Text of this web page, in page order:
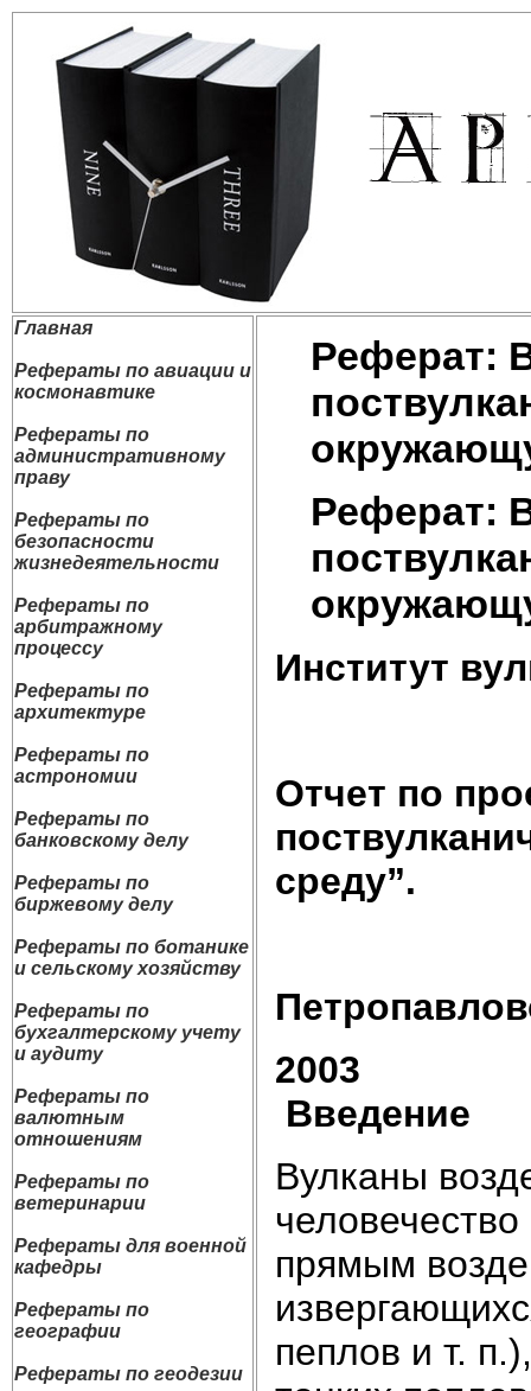
Главная
Рефераты по авиации и
космонавтике
Рефераты по
административному
праву
Рефераты по
безопасности
жизнедеятельности
Рефераты по
арбитражному
процессу
Рефераты по
архитектуре
Рефераты по
астрономии
Рефераты по
банковскому делу
Рефераты по
биржевому делу
Рефераты по ботанике
и сельскому хозяйству
Рефераты по
бухгалтерскому учету
и аудиту
Рефераты по
валютным
отношениям
Рефераты по
ветеринарии
Рефераты для военной
кафедры
Рефераты по
географии
Рефераты по геодезии
Реферат:
Реферат:
Институт
Отчет по
среду”.
2003
Введение
Вулканы
прямым
пеплов и т.